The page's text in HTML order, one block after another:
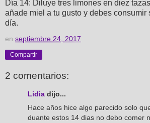
Día 14: Diluye tres limones en diez
añade miel a tu gusto y debes consumir
día.
en septiembre 24, 2017
Compartir
2 comentarios:
Lidia dijo...
Hace años hice algo parecido solo
duante estos 14 dias no debo comer